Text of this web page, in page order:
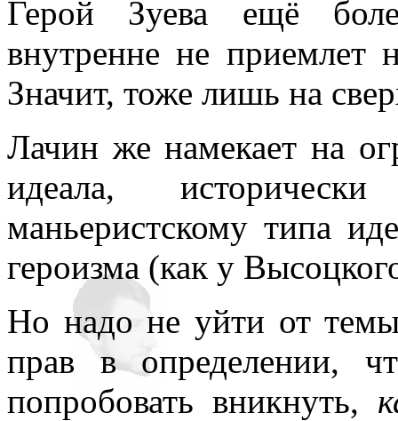
Герой Зуева ещё
внутренне не приемлет
Значит, тоже лишь на
Лачин же намекает на
идеала,
маньеристскому типа
героизма (как у
Но надо не уйти от темы
прав в определении,
попробовать вникнуть,